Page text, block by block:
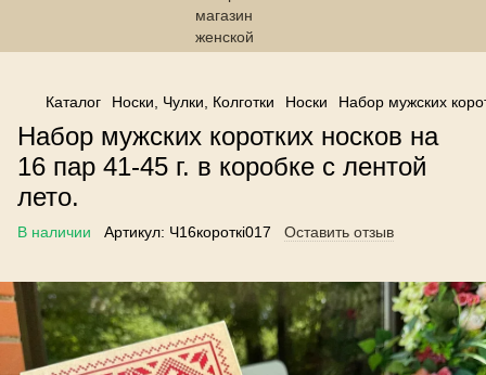
------------------------------------------------
Каталог Носки, Чулки, Колготки Носки Набор мужских
Набор мужских коротких носков на
16 пар 41-45 г. в коробке с лентой
лето.
В наличии Артикул: Ч16короткі017 Оставить отзыв